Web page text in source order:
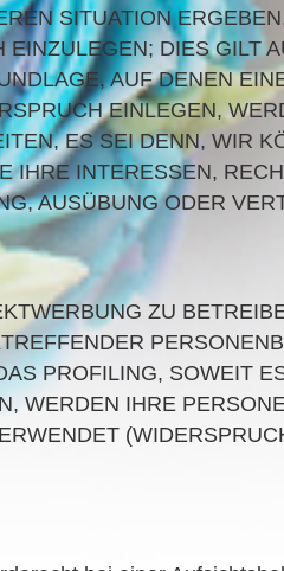
SITUATION
DIES GILT
AUF DENEN
EINLEGEN,
ES SEI DENN, WIR
IHRE INTERESSEN,
AUSÜBUNG ODER
ZU
PROFILING, SOWEIT
WERDEN IHRE